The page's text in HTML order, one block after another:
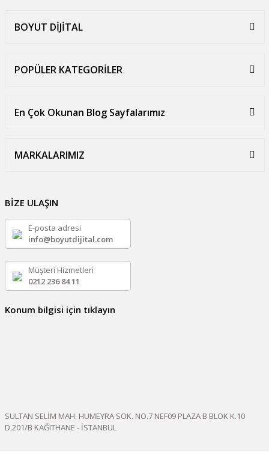
BOYUT DİJİTAL
POPÜLER KATEGORİLER
En Çok Okunan Blog Sayfalarımız
MARKALARIMIZ
BİZE ULAŞIN
E-posta adresi
info@boyutdijital.com
Müşteri Hizmetleri
0212 236 84 11
Konum bilgisi için tıklayın
SULTAN SELİM MAH. HÜMEYRA SOK. NO.7 NEF09 PLAZA B BLOK K.10
D.201/B KAĞITHANE - İSTANBUL